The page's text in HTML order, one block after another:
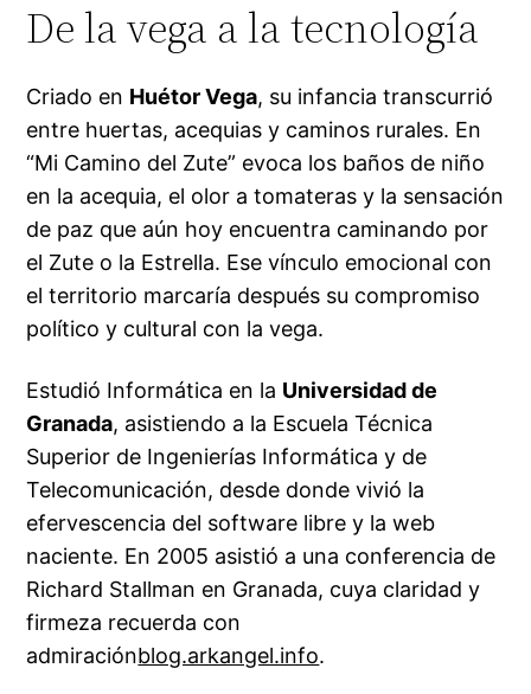
De la vega a la tecnología
Criado en Huétor Vega, su infancia transcurrió
entre huertas, acequias y caminos rurales. En
“Mi Camino del Zute” evoca los baños de niño
en la acequia, el olor a tomateras y la sensación
de paz que aún hoy encuentra caminando por
el Zute o la Estrella. Ese vínculo emocional con
el territorio marcaría después su compromiso
político y cultural con la vega.
Estudió Informática en la Universidad de
Granada, asistiendo a la Escuela Técnica
Superior de Ingenierías Informática y de
Telecomunicación, desde donde vivió la
efervescencia del software libre y la web
naciente. En 2005 asistió a una conferencia de
Richard Stallman en Granada, cuya claridad y
firmeza recuerda con
admiraciónblog.arkangel.info.